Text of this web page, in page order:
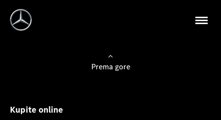
Prema gore
Kupite online